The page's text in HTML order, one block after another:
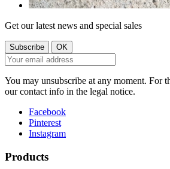
Get our latest news and special sales
You may unsubscribe at any moment. For
our contact info in the legal notice.
Facebook
Pinterest
Instagram
Products